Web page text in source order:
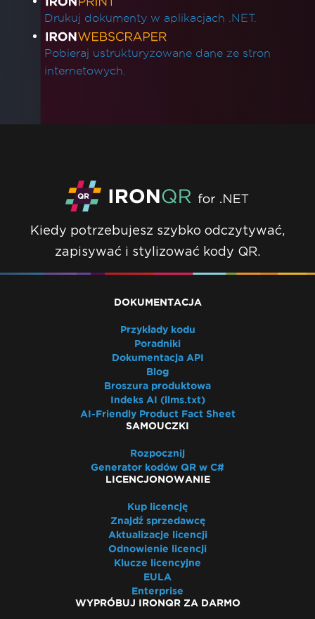
Drukuj dokumenty w aplikacjach .NET.
Pobieraj ustrukturyzowane dane ze stron
internetowych.
Kiedy potrzebujesz szybko odczytywać,
zapisywać i stylizować kody QR.
DOKUMENTACJA
Przykłady kodu
Poradniki
Dokumentacja API
Blog
Broszura produktowa
Indeks AI (llms.txt)
AI-Friendly Product Fact Sheet
SAMOUCZKI
Rozpocznij
Generator kodów QR w C#
LICENCJONOWANIE
Kup licencję
Znajdź sprzedawcę
Aktualizacje licencji
Odnowienie licencji
Klucze licencyjne
EULA
Enterprise
WYPRÓBUJ IRONQR ZA DARMO